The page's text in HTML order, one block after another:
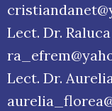
Lect. Dr. Raluca
Lect. Dr.